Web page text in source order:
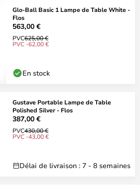
Glo-Ball Basic 1 Lampe de Table White -
Flos
563,00 €
PVC625,00 €
PVC -62,00 €
En stock
Gustave Portable Lampe de Table
Polished Silver - Flos
387,00 €
PVC430,00 €
PVC -43,00 €
Délai de livraison : 7 - 8 semaines